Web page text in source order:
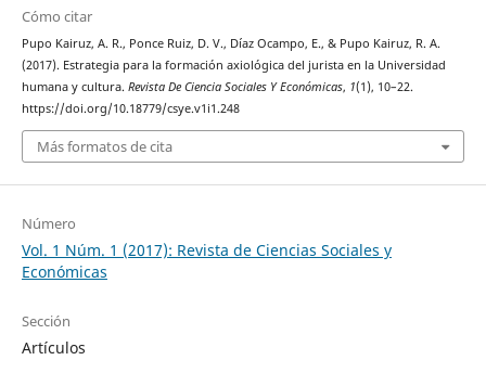
Cómo citar
Pupo Kairuz, A. R., Ponce Ruiz, D. V., Díaz Ocampo, E., & Pupo Kairuz, R. A.
(2017). Estrategia para la formación axiológica del jurista en la Universidad
humana y cultura. Revista De Ciencia Sociales Y Económicas, 1(1), 10–22.
https://doi.org/10.18779/csye.v1i1.248
Más formatos de cita
Número
Vol. 1 Núm. 1 (2017): Revista de Ciencias Sociales y
Económicas
Sección
Artículos